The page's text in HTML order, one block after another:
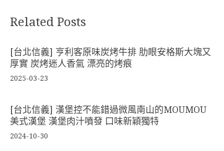
Related Posts
[台北信義] 亨利客原味炭烤牛排 肋眼安格斯大塊又
厚實 炭烤迷人香氣 漂亮的烤痕
2025-03-23
[台北信義] 漢堡控不能錯過微風南山的MOUMOU
美式漢堡 漢堡肉汁噴發 口味新穎獨特
2024-10-30